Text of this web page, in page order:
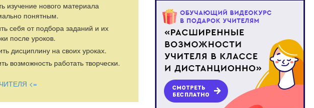
изучение нового материала
понятным.
себя от подбора заданий и их
после уроков.
дисциплину на своих уроках.
возможность работать творчески.
<=